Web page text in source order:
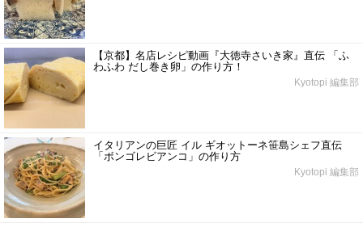
【京都】名店レシピ動画『大徳寺さいき家』直伝 「ふ
わふわ だし巻き卵」の作り方！
Kyotopi 編集部
イタリアンの巨匠 イル ギオットーネ笹島シェフ直伝
「ボンゴレビアンコ」の作り方
Kyotopi 編集部